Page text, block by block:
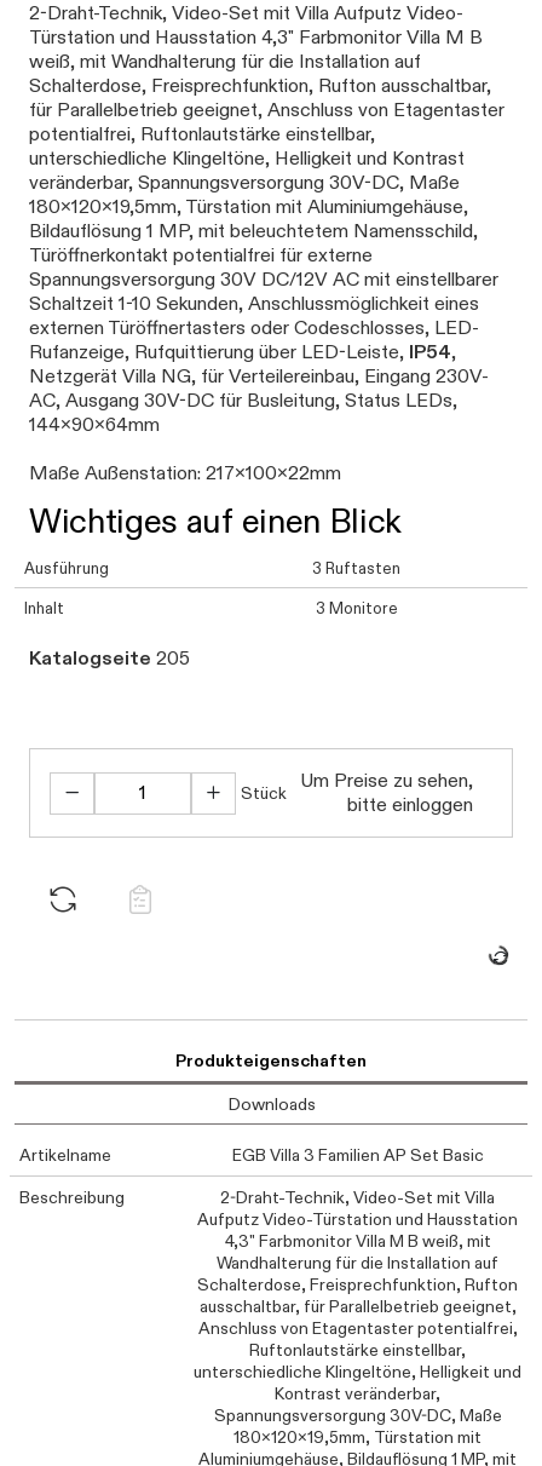
2-Draht-Technik, Video-Set mit Villa Aufputz Video-
Türstation und Hausstation 4,3" Farbmonitor Villa M B
weiß, mit Wandhalterung für die Installation auf
Schalterdose, Freisprechfunktion, Rufton ausschaltbar,
für Parallelbetrieb geeignet, Anschluss von Etagentaster
potentialfrei, Ruftonlautstärke einstellbar,
unterschiedliche Klingeltöne, Helligkeit und Kontrast
veränderbar, Spannungsversorgung 30V-DC, Maße
180x120x19,5mm, Türstation mit Aluminiumgehäuse,
Bildauflösung 1 MP, mit beleuchtetem Namensschild,
Türöffnerkontakt potentialfrei für externe
Spannungsversorgung 30V DC/12V AC mit einstellbarer
Schaltzeit 1-10 Sekunden, Anschlussmöglichkeit eines
externen Türöffnertasters oder Codeschlosses, LED-
Rufanzeige, Rufquittierung über LED-Leiste, IP54,
Netzgerät Villa NG, für Verteilereinbau, Eingang 230V-
AC, Ausgang 30V-DC für Busleitung, Status LEDs,
144x90x64mm
Maße Außenstation: 217x100x22mm
Wichtiges auf einen Blick
Ausführung 3 Ruftasten
Inhalt 3 Monitore
Katalogseite 205
Stück
Um Preise zu sehen,
bitte einloggen
Daten
Produkteigenschaften
Downloads
Artikelname
EGB Villa 3 Familien AP Set Basic
Beschreibung
2-Draht-Technik, Video-Set mit Villa
Aufputz Video-Türstation und Hausstation
4,3" Farbmonitor Villa M B weiß, mit
Wandhalterung für die Installation auf
Schalterdose, Freisprechfunktion, Rufton
ausschaltbar, für Parallelbetrieb geeignet,
Anschluss von Etagentaster potentialfrei,
Ruftonlautstärke einstellbar,
unterschiedliche Klingeltöne, Helligkeit und
Kontrast veränderbar,
Spannungsversorgung 30V-DC, Maße
180x120x19,5mm, Türstation mit
Aluminiumgehäuse, Bildauflösung 1 MP, mit